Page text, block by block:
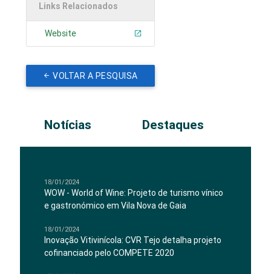
Links Relacionados
Website
VOLTAR A PESQUISA
Notícias Destaques
18/01/2024
WOW - World of Wine: Projeto de turismo vínico
e gastronómico em Vila Nova de Gaia
18/01/2024
Inovação Vitivinícola: CVR Tejo detalha projeto
cofinanciado pelo COMPETE 2020